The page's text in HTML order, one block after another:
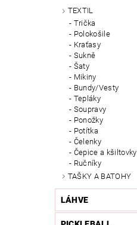
TEXTIL
Trička
Polokošile
Kraťasy
Sukně
Šaty
Mikiny
Bundy/Vesty
Tepláky
Soupravy
Ponožky
Potítka
Čelenky
Čepice a kšiltovky
Ručníky
TAŠKY A BATOHY
LÁHVE